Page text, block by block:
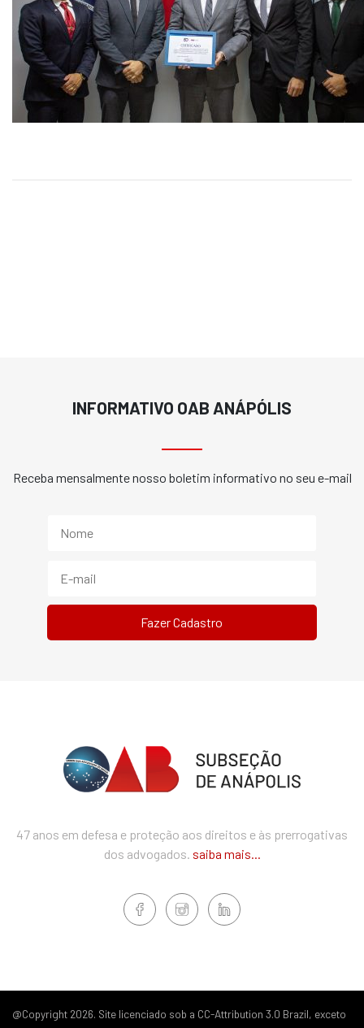
INFORMATIVO OAB ANÁPÓLIS
Receba mensalmente nosso boletim informativo no seu e-mail
47 anos em defesa e proteção aos direitos e às prerrogativas
dos advogados. saiba mais...
@Copyright 2026. Site licenciado sob a CC-Attribution 3.0 Brazil, exceto